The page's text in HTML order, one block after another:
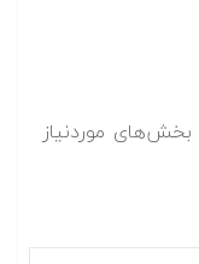
بخش‌های موردنیاز